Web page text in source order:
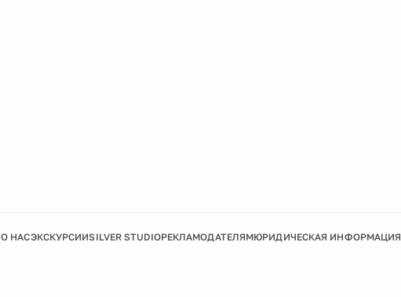
О НАСЭКСКУРСИИSILVER STUDIOРЕКЛАМОДАТЕЛЯМЮРИДИЧЕСКАЯ ИНФОРМАЦИЯ